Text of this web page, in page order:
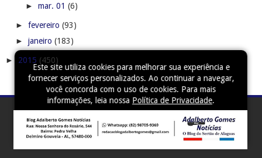
Este site utiliza cookies para melhorar sua experiência e
fornecer serviços personalizados. Ao continuar a navegar,
você concorda com o uso de cookies. Para mais
informações, leia nossa Política de Privacidade.
Aceitar
► mar. 01 (6)
► fevereiro (93)
► janeiro (183)
► 2015 (450)